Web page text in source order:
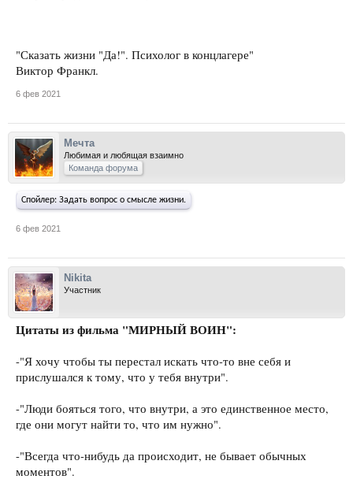
"Сказать жизни "Да!". Психолог в концлагере"
Виктор Франкл.
6 фев 2021
Мечта
Любимая и любящая взаимно
Команда форума
Спойлер: Задать вопрос о смысле жизни.
6 фев 2021
Nikita
Участник
Цитаты из фильма "МИРНЫЙ ВОИН":
-"Я хочу чтобы ты перестал искать что-то вне себя и
прислушался к тому, что у тебя внутри".
-"Люди бояться того, что внутри, а это единственное место,
где они могут найти то, что им нужно".
-"Всегда что-нибудь да происходит, не бывает обычных
моментов".